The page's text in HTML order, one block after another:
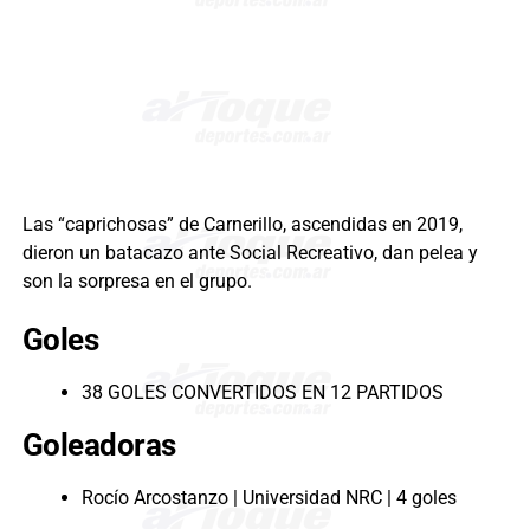
Las “caprichosas” de Carnerillo, ascendidas en 2019,
dieron un batacazo ante Social Recreativo, dan pelea y
son la sorpresa en el grupo.
Goles
38 GOLES CONVERTIDOS EN 12 PARTIDOS
Goleadoras
Rocío Arcostanzo | Universidad NRC | 4 goles